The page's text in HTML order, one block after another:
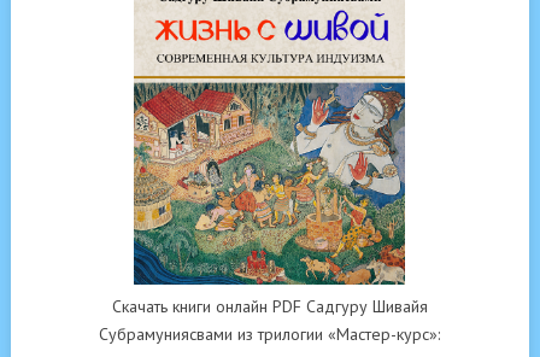
Скачать книги онлайн PDF Садгуру Шивайя
Субрамуниясвами из трилогии «Мастер-курс»: